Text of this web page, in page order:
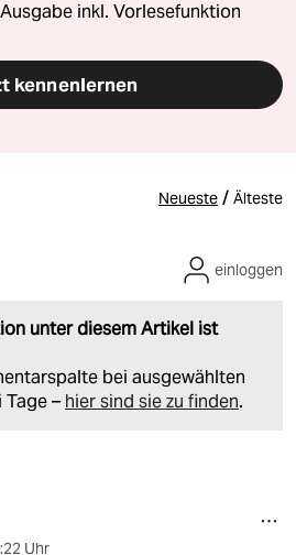
inkl. Vorlesefunktion
kennenlernen
Neueste / Älteste
unter diesem Artikel ist
bei ausgewählten
– hier sind sie zu finden.
einloggen
Uhr